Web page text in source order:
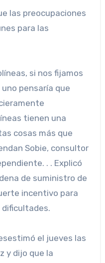
las preocupaciones
para las
si nos fijamos
pensaría que
tienen una
cosas más que
Sobie, consultor
. . Explicó
de suministro de
incentivo para
dificultades.
y dijo que la